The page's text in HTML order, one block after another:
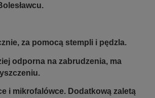
za pomocą stempli i pędzla.
odporna na zabrudzenia, ma
i mikrofalówce. Dodatkową zaletą